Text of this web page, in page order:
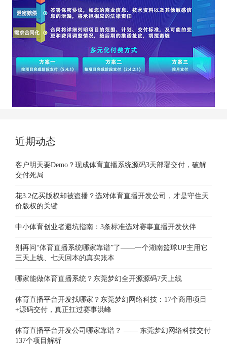
近期动态
客户明天要Demo？现成体育直播系统源码3天部署交付，破解
交付死局
花3.2亿买版权却被盗播？选对体育直播开发公司，才是守住天
价版权的关键
中小体育创业者避坑指南：3条标准选对赛事直播开发伙伴
别再问“体育直播系统哪家靠谱”了——一个湖南篮球UP主用它
三天上线、七天回本的真实账本
哪家能做体育直播系统？东莞梦幻全开源源码7天上线
体育直播平台开发找哪家？东莞梦幻网络科技：17个商用项目
+源码交付，真正扛过赛事洪峰
体育直播平台开发公司哪家靠谱？ —— 东莞梦幻网络科技交付
137个项目解析